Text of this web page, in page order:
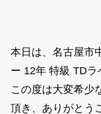
本日は、名古屋市
ー 12年 特級 TDラ
この度は大変希少
頂き、ありがとう